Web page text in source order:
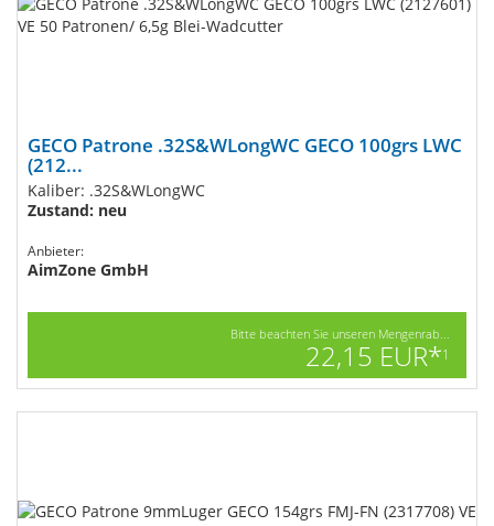
GECO Patrone .32S&WLongWC GECO 100grs LWC
(212...
Kaliber: .32S&WLongWC
Zustand: neu
Anbieter:
AimZone GmbH
Bitte beachten Sie unseren Mengenrab...
22,15 EUR*1